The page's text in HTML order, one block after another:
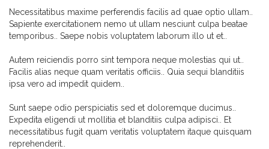
Necessitatibus maxime perferendis facilis ad quae optio ullam..
Sapiente exercitationem nemo ut ullam nesciunt culpa beatae
temporibus.. Saepe nobis voluptatem laborum illo ut et..
Autem reiciendis porro sint tempora neque molestias qui ut..
Facilis alias neque quam veritatis officiis.. Quia sequi blanditiis
ipsa vero ad impedit quidem..
Sunt saepe odio perspiciatis sed et doloremque ducimus..
Expedita eligendi ut mollitia et blanditiis culpa adipisci.. Et
necessitatibus fugit quam veritatis voluptatem itaque quisquam
reprehenderit..